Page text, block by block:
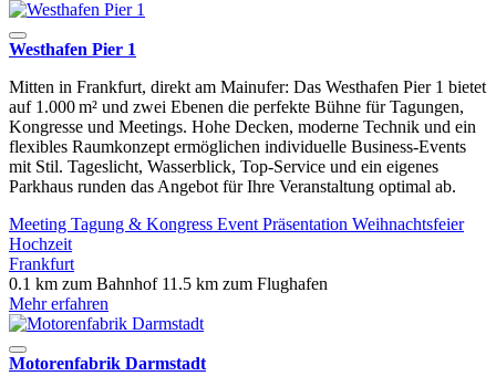
Westhafen Pier 1
Mitten in Frankfurt, direkt am Mainufer: Das Westhafen Pier 1 bietet
auf 1.000 m² und zwei Ebenen die perfekte Bühne für Tagungen,
Kongresse und Meetings. Hohe Decken, moderne Technik und ein
flexibles Raumkonzept ermöglichen individuelle Business-Events
mit Stil. Tageslicht, Wasserblick, Top-Service und ein eigenes
Parkhaus runden das Angebot für Ihre Veranstaltung optimal ab.
Meeting Tagung & Kongress Event Präsentation Weihnachtsfeier
Hochzeit
Frankfurt
0.1 km zum Bahnhof 11.5 km zum Flughafen
Mehr erfahren
Motorenfabrik Darmstadt